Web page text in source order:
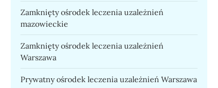
Zamknięty ośrodek leczenia uzależnień
mazowieckie
Zamknięty ośrodek leczenia uzależnień
Warszawa
Prywatny ośrodek leczenia uzależnień Warszawa